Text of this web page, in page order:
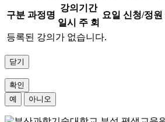
구분 과정명
강의기간
요일 신청/정원
일시 주 회
등록된 강의가 없습니다.
닫기
확인
예
아니오